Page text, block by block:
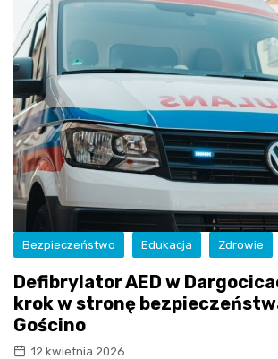
Bezpieczeństwo Edukacja Zdrowie
Defibrylator AED w
krok w stronę
Gościno
12 kwietnia 2026